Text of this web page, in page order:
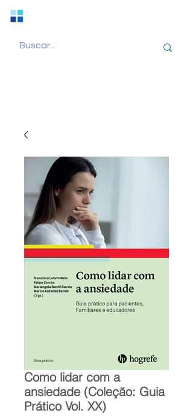
Como lidar com a
ansiedade (Coleção: Guia
Prático Vol. XX)